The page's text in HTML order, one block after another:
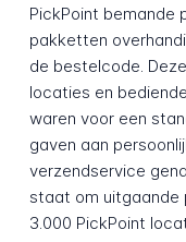
PickPoint bemande
pakketten
de bestelcode.
locaties en
waren voor een
gaven aan
verzendservice
staat om uitgaande
3.000 PickPoint